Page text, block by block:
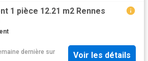
1 pièce 12.21 m2 Rennes
dernière sur
Voir les détails